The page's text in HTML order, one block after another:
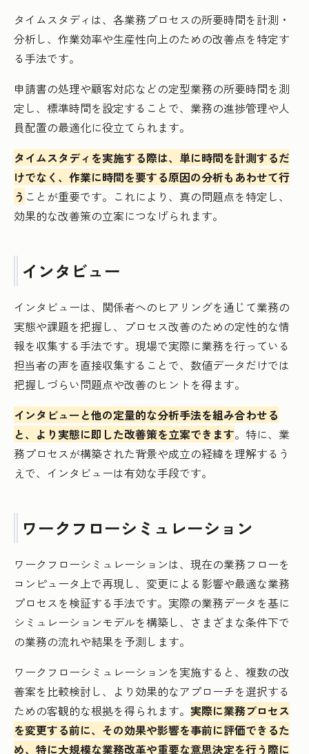
タイムスタディは、各業務プロセスの所要時間を計測・
分析し、作業効率や生産性向上のための改善点を特定す
る手法です。
申請書の処理や顧客対応などの定型業務の所要時間を測
定し、標準時間を設定することで、業務の進捗管理や人
員配置の最適化に役立てられます。
タイムスタディを実施する際は、単に時間を計測するだ
けでなく、作業に時間を要する原因の分析もあわせて行
う ことが重要です。これにより、真の問題点を特定し、
効果的な改善策の立案につなげられます。
インタビュー
インタビューは、関係者へのヒアリングを通じて業務の
実態や課題を把握し、プロセス改善のための定性的な情
報を収集する手法です。現場で実際に業務を行っている
担当者の声を直接収集することで、数値データだけでは
把握しづらい問題点や改善のヒントを得ます。
インタビューと他の定量的な分析手法を組み合わせる
と、より実態に即した改善策を立案できます。特に、業
務プロセスが構築された背景や成立の経緯を理解するう
えで、インタビューは有効な手段です。
ワークフローシミュレーション
ワークフローシミュレーションは、現在の業務フローを
コンピュータ上で再現し、変更による影響や最適な業務
プロセスを検証する手法です。実際の業務データを基に
シミュレーションモデルを構築し、さまざまな条件下で
の業務の流れや結果を予測します。
ワークフローシミュレーションを実施すると、複数の改
善案を比較検討し、より効果的なアプローチを選択する
ための客観的な根拠を得られます。 実際に業務プロセス
を変更する前に、その効果や影響を事前に評価できるた
め、特に大規模な業務改革や重要な意思決定を行う際に